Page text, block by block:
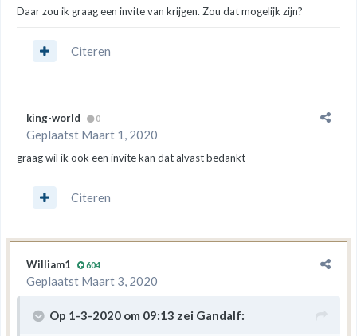
Daar zou ik graag een invite van krijgen. Zou dat mogelijk zijn?
Citeren
king-world 0
Geplaatst Maart 1, 2020
graag wil ik ook een invite kan dat alvast bedankt
Citeren
William1 604
Geplaatst Maart 3, 2020
Op 1-3-2020 om 09:13 zei Gandalf: